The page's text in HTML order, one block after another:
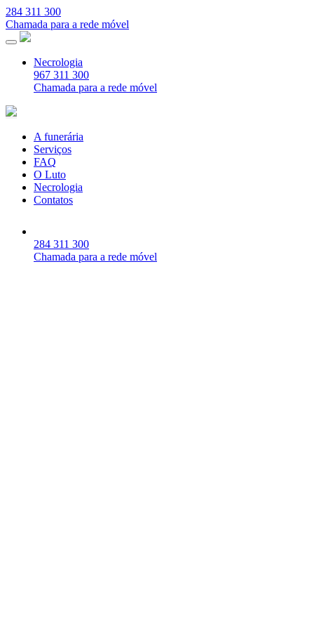
284 311 300
Chamada para a rede móvel
Necrologia
967 311 300
Chamada para a rede móvel
A funerária
Serviços
FAQ
O Luto
Necrologia
Contatos
284 311 300
Chamada para a rede móvel